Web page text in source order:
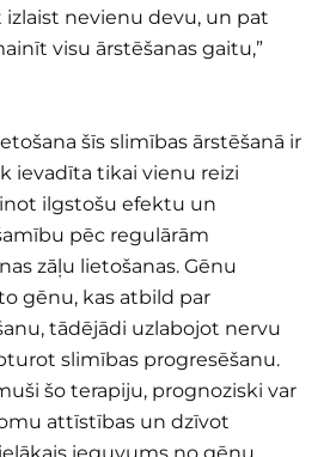
nevienu devu, un pat
visu ārstēšanas gaitu,”
šīs slimības ārstēšanā ir
ievadīta tikai vienu reizi
ilgstošu efektu un
pēc regulārām
zāļu lietošanas. Gēnu
gēnu, kas atbild par
tādējādi uzlabojot nervu
slimības progresēšanu.
šo terapiju, prognoziski var
attīstības un dzīvot